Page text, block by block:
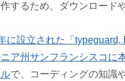
するため、ダウンロード
に設立された「typeguard,
ア州サンフランシスコに
で、コーディングの知識